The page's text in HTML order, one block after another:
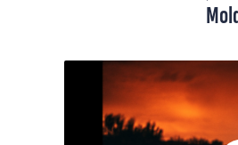
Een lied van